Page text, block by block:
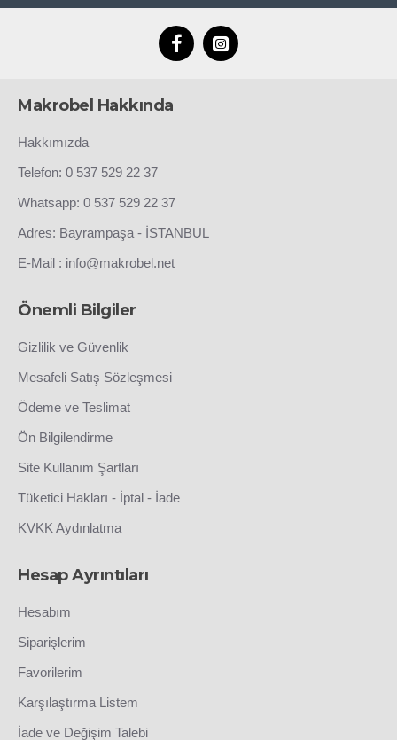
Makrobel Hakkında
Hakkımızda
Telefon: 0 537 529 22 37
Whatsapp: 0 537 529 22 37
Adres: Bayrampaşa - İSTANBUL
E-Mail : info@makrobel.net
Önemli Bilgiler
Gizlilik ve Güvenlik
Mesafeli Satış Sözleşmesi
Ödeme ve Teslimat
Ön Bilgilendirme
Site Kullanım Şartları
Tüketici Hakları - İptal - İade
KVKK Aydınlatma
Hesap Ayrıntıları
Hesabım
Siparişlerim
Favorilerim
Karşılaştırma Listem
İade ve Değişim Talebi